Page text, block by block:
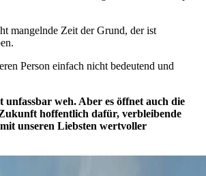
mangelnde Zeit der Grund, der ist
Person einfach nicht bedeutend und
unfassbar weh. Aber es öffnet auch die
hoffentlich dafür, verbleibende
unseren Liebsten wertvoller